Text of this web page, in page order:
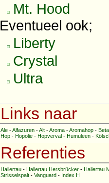
Mt. Hood
Eventueel ook;
Liberty
Crystal
Ultra
Links naar
Ale -Alfazuren -Alt -Aroma -Aromahop -
Hop - Hopolie - Hopverval - Humuleen -
Referenties
Hallertau - Hallertau Hersbrücker - Hallertau
Strisselspalt - Vanguard - Index H